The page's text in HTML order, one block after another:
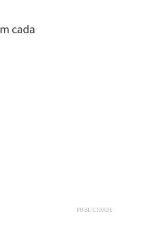
cada
PUBLICIDADE